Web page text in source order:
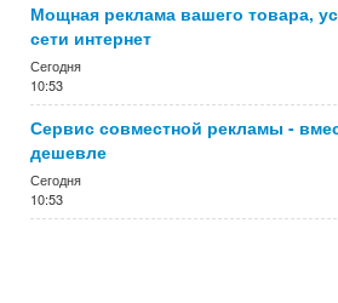
Мощная реклама вашего товара,
сети интернет
Сегодня
10:53
Сервис совместной рекламы -
дешевле
Сегодня
10:53